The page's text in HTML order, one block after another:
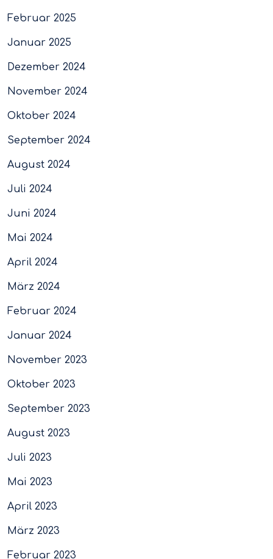
Februar 2025
Januar 2025
Dezember 2024
November 2024
Oktober 2024
September 2024
August 2024
Juli 2024
Juni 2024
Mai 2024
April 2024
März 2024
Februar 2024
Januar 2024
November 2023
Oktober 2023
September 2023
August 2023
Juli 2023
Mai 2023
April 2023
März 2023
Februar 2023